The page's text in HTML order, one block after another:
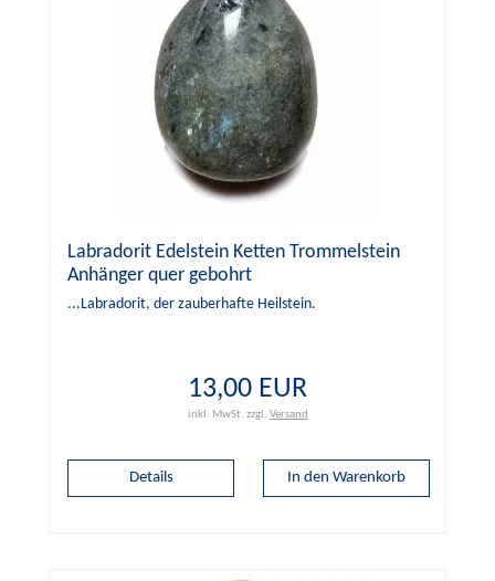
Labradorit Edelstein Ketten Trommelstein
Anhänger quer gebohrt
...Labradorit, der zauberhafte Heilstein.
13,00 EUR
inkl. MwSt. zzgl. Versand
Details